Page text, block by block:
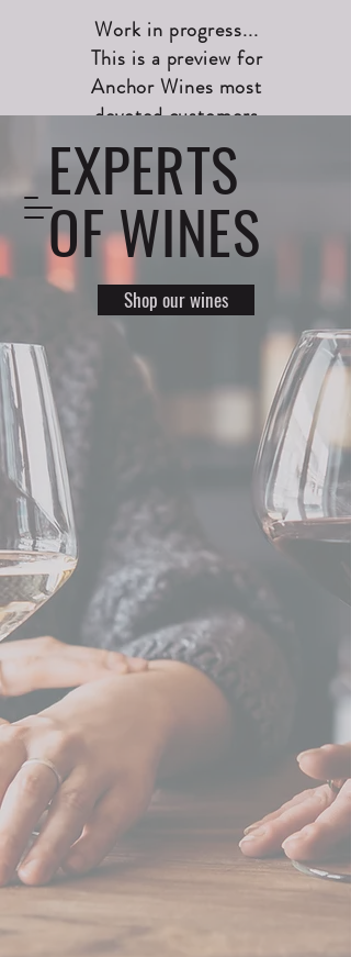
Work in progress...
This is a preview for
Anchor Wines most
devoted customers
EXPERTS
OF WINES
Shop our wines